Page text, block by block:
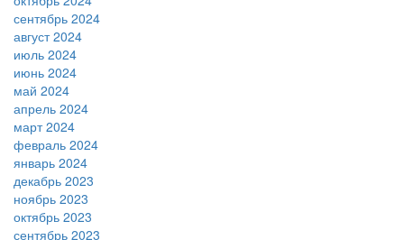
сентябрь 2024
август 2024
июль 2024
июнь 2024
май 2024
апрель 2024
март 2024
февраль 2024
январь 2024
декабрь 2023
ноябрь 2023
октябрь 2023
сентябрь 2023